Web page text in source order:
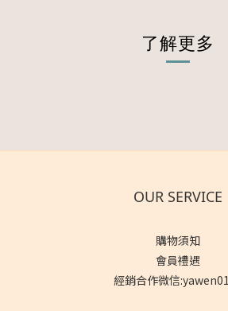
了解更多
OUR SERVICE
購物須知
會員禮遇
經銷合作微信